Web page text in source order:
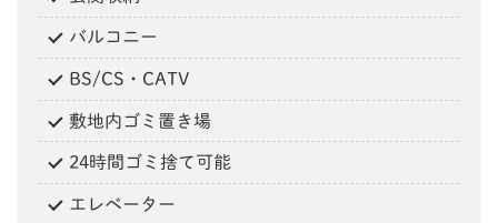
バルコニー
BS/CS・CATV
敷地内ゴミ置き場
24時間ゴミ捨て可能
エレベーター